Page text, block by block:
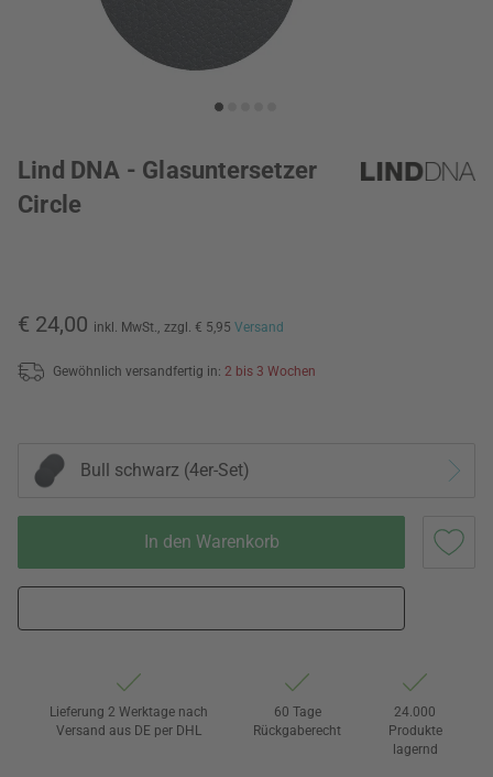
Lind DNA - Glasuntersetzer
Circle
€ 24,00 inkl. MwSt., zzgl. € 5,95 Versand
Gewöhnlich versandfertig in: 2 bis 3 Wochen
Bull schwarz (4er-Set)
In den Warenkorb
Lieferung 2 Werktage nach
Versand aus DE per DHL
60 Tage
Rückgaberecht
24.000
Produkte
lagernd